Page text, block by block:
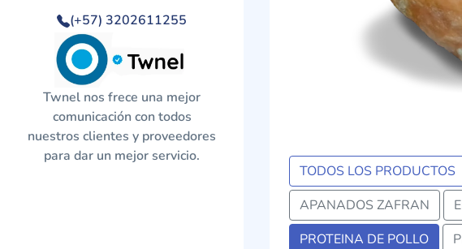
(+57) 3202611255
Twnel nos frece una mejor
comunicación con todos
nuestros clientes y proveedores
para dar un mejor servicio.
TODOS LOS PRODUCTOS
APANADOS ZAFRAN
PROTEINA DE POLLO